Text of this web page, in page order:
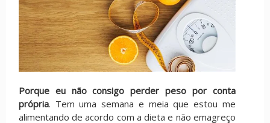
Porque eu não consigo perder peso por conta
própria. Tem uma semana e meia que estou me
alimentando de acordo com a dieta e não emagreço